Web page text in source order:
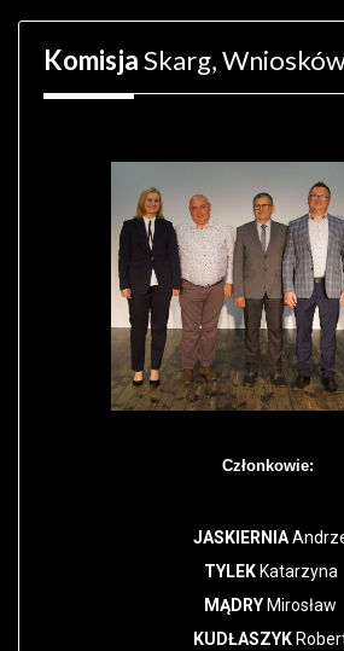
KomisjaSkarg,
Członkowie:
JASKIERNIA
TYLEKKatarzyna
MĄDRY Mirosław
KUDŁASZYK